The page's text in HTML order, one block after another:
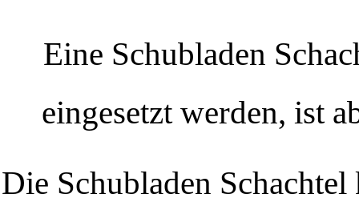
Eine Schubladen
eingesetzt werden, ist
Die Schubladen